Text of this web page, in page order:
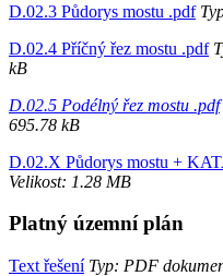
D.02.3 Půdorys mostu .pdf
D.02.4 Příčný řez mostu .pdf
kB
D.02.5 Podélný řez mostu .pdf
695.78 kB
D.02.X Půdorys mostu +
Velikost: 1.28 MB
Platný územní plán
Text řešeníTyp: PDF